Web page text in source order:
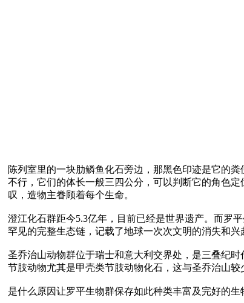
陈列室里的一块肋鳞鱼化石旁边，那黑色印迹是它的
不行，它们的体长一般三四公分，可以判断它的角色
叹，造物主眷顾着每个生命。
澄江化石群距今5.3亿年，目前已经是世界遗产。而罗
罕见的完整生态链，记载了地球一次次文明的消失和兴
圣乔治山动物群位于瑞士和意大利交界处，是三叠纪
节肢动物尤其是甲壳类节肢动物化石，这与圣乔治山较